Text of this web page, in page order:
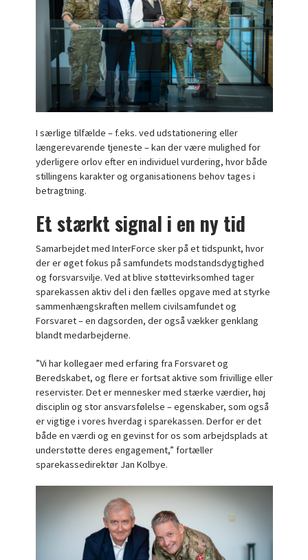
I særlige tilfælde – f.eks. ved udstationering eller
længerevarende tjeneste – kan der være mulighed for
yderligere orlov efter en individuel vurdering, hvor både
stillingens karakter og organisationens behov tages i
betragtning.
Et stærkt signal i en ny tid
Samarbejdet med InterForce sker på et tidspunkt, hvor
der er øget fokus på samfundets modstandsdygtighed
og forsvarsvilje. Ved at blive støttevirksomhed tager
sparekassen aktiv del i den fælles opgave med at styrke
sammenhængskraften mellem civilsamfundet og
Forsvaret – en dagsorden, der også vækker genklang
blandt medarbejderne.
”Vi har kollegaer med erfaring fra Forsvaret og
Beredskabet, og flere er fortsat aktive som frivillige eller
reservister. Det er mennesker med stærke værdier, høj
disciplin og stor ansvarsfølelse – egenskaber, som også
er vigtige i vores hverdag i sparekassen. Derfor er det
både en værdi og en gevinst for os som arbejdsplads at
understøtte deres engagement,” fortæller
sparekassedirektør Jan Kolbye.